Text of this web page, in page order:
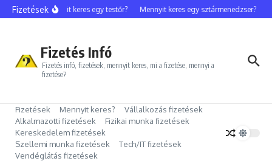
Ugrás a tartalomhoz
FizetésekMennyit keres egy testőr? Mennyit keres egy sztármenedzser?
Fizetés Infó
Fizetés infó, fizetések, mennyit keres, mi a fizetése, mennyi a
fizetése?
Fizetések Mennyit keres?
Vállalkozás fizetések
Alkalmazotti fizetések
Fizikai munka fizetések
Kereskedelem fizetések
Szellemi munka fizetések
Tech/IT fizetések
Vendéglátás fizetések